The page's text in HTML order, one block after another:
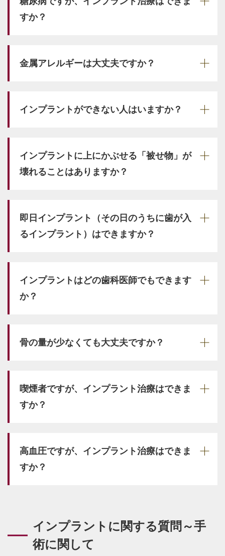
すか？
金属アレルギーは大丈夫ですか？
インプラントができない人はいますか？
インプラントに上にかぶせる「被せ物」が
壊れることはありますか？
即日インプラント（その日のうちに歯が入
るインプラント）はできますか？
インプラントはどの歯科医師でもできます
か？
骨の量が少なくても大丈夫ですか？
喫煙者ですが、インプラント治療はできま
すか？
高血圧ですが、インプラント治療はできま
すか？
インプラントに関する質問～手
術に関して